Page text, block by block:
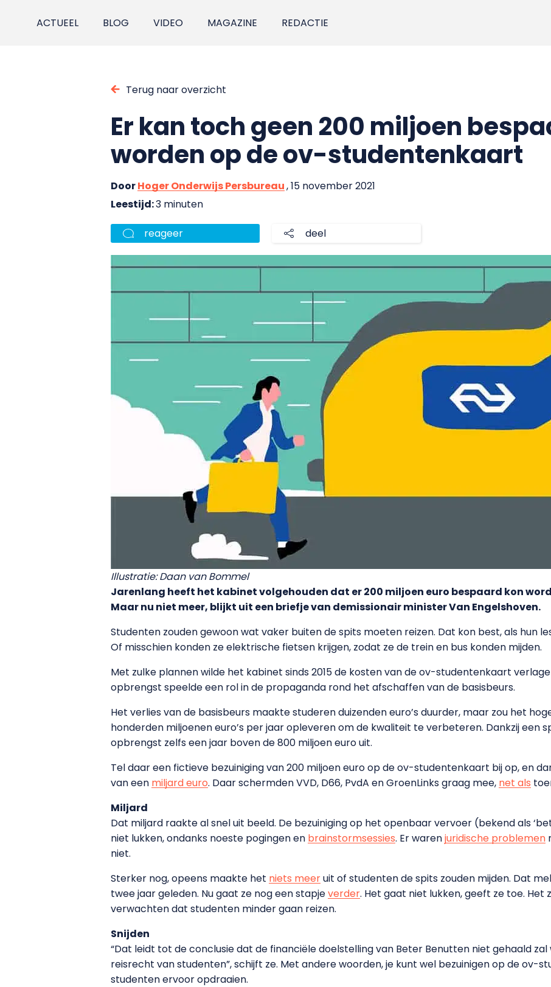
ACTUEEL BLOG VIDEO MAGAZINE REDACTIE
Terug naar overzicht
Er kan toch geen 200 miljoen
worden op de ov-studentenkaart
DoorHoger Onderwijs Persbureau, 15 november 2021
Leestijd:3 minuten
reageer deel
Illustratie: Daan van Bommel
Jarenlang heeft het kabinet volgehouden dat er 200 miljoen euro bespaard kon
Maar nu niet meer, blijkt uit een briefje van demissionair minister Van Engelshoven.
Studenten zouden gewoon wat vaker buiten de spits moeten reizen. Dat kon best, als hun
Of misschien konden ze elektrische fietsen krijgen, zodat ze de trein en bus konden mijden.
Met zulke plannen wilde het kabinet sinds 2015 de kosten van de ov-studentenkaart
opbrengst speelde een rol in de propaganda rond het afschaffen van de basisbeurs.
Het verlies van de basisbeurs maakte studeren duizenden euro’s duurder, maar zou het
honderden miljoenen euro’s per jaar opleveren om de kwaliteit te verbeteren. Dankzij een
opbrengst zelfs een jaar boven de 800 miljoen euro uit.
Tel daar een fictieve bezuiniging van 200 miljoen euro op de ov-studentenkaart bij op, en
van een miljard euro. Daar schermden VVD, D66, PvdA en GroenLinks graag mee, net als
Miljard
Dat miljard raakte al snel uit beeld. De bezuiniging op het openbaar vervoer (bekend als
niet lukken, ondanks noeste pogingen en brainstormsessies. Er warenjuridische problemen
niet.
Sterker nog, opeens maakte het niets meeruit of studenten de spits zouden mijden. Dat
twee jaar geleden. Nu gaat ze nog een stapjeverder. Het gaat niet lukken, geeft ze toe. Het
verwachten dat studenten minder gaan reizen.
Snijden
“Dat leidt tot de conclusie dat de financiële doelstelling van Beter Benutten niet gehaald
reisrecht van studenten”, schijft ze. Met andere woorden, je kunt wel bezuinigen op de ov-
studenten ervoor opdraaien.